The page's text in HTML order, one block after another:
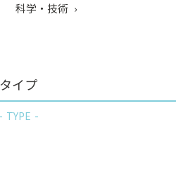
科学・技術
タイプ
TYPE